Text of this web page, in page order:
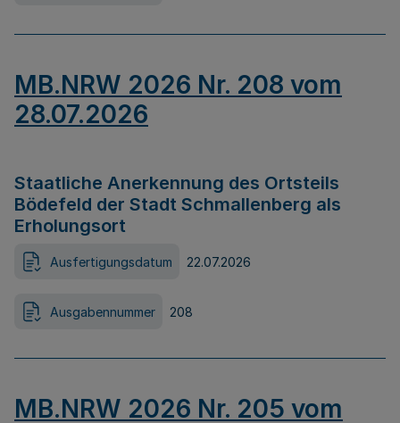
MB.NRW 2026 Nr. 208 vom
28.07.2026
Staatliche Anerkennung des Ortsteils
Bödefeld der Stadt Schmallenberg als
Erholungsort
Ausfertigungsdatum 22.07.2026
Ausgabennummer 208
MB.NRW 2026 Nr. 205 vom